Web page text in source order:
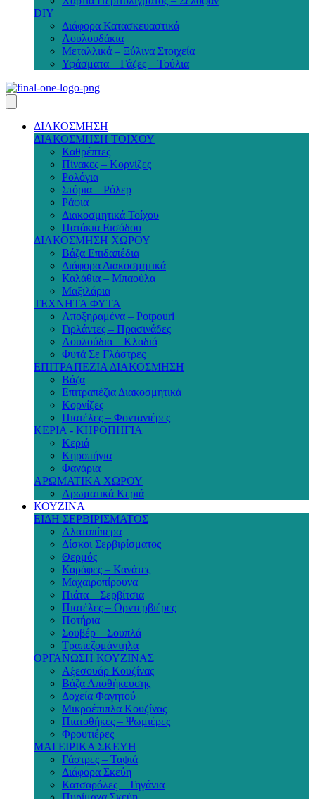
DIY
Διάφορα Κατασκευαστικά
Λουλουδάκια
Μεταλλικά – Ξύλινα Στοιχεία
Υφάσματα – Γάζες – Τούλια
ΔΙΑΚΟΣΜΗΣΗ
ΔΙΑΚΟΣΜΗΣΗ ΤΟΙΧΟΥ
Καθρέπτες
Πίνακες – Κορνίζες
Ρολόγια
Στόρια – Ρόλερ
Ράφια
Διακοσμητικά Τοίχου
Πατάκια Εισόδου
ΔΙΑΚΟΣΜΗΣΗ ΧΩΡΟΥ
Βάζα Επιδαπέδια
Διάφορα Διακοσμητικά
Καλάθια – Μπαούλα
Μαξιλάρια
ΤΕΧΝΗΤΑ ΦΥΤΑ
Αποξηραμένα – Potpouri
Γιρλάντες – Πρασινάδες
Λουλούδια – Κλαδιά
Φυτά Σε Γλάστρες
ΕΠΙΤΡΑΠΕΖΙΑ ΔΙΑΚΟΣΜΗΣΗ
Βάζα
Επιτραπέζια Διακοσμητικά
Κορνίζες
Πιατέλες – Φοντανιέρες
ΚΕΡΙΑ - ΚΗΡΟΠΗΓΙΑ
Κεριά
Κηροπήγια
Φανάρια
ΑΡΩΜΑΤΙΚΑ ΧΩΡΟΥ
Αρωματικά Κεριά
ΚΟΥΖΙΝΑ
ΕΙΔΗ ΣΕΡΒΙΡΙΣΜΑΤΟΣ
Αλατοπίπερα
Δίσκοι Σερβιρίσματος
Θερμός
Καράφες – Κανάτες
Μαχαιροπίρουνα
Πιάτα – Σερβίτσια
Πιατέλες – Ορντερβιέρες
Ποτήρια
Σουβέρ – Σουπλά
Τραπεζομάντηλα
ΟΡΓΑΝΩΣΗ ΚΟΥΖΙΝΑΣ
Αξεσουάρ Κουζίνας
Βάζα Αποθήκευσης
Δοχεία Φαγητού
Μικροέπιπλα Κουζίνας
Πιατοθήκες – Ψωμιέρες
Φρουτιέρες
ΜΑΓΕΙΡΙΚΑ ΣΚΕΥΗ
Γάστρες – Ταψιά
Διάφορα Σκεύη
Κατσαρόλες – Τηγάνια